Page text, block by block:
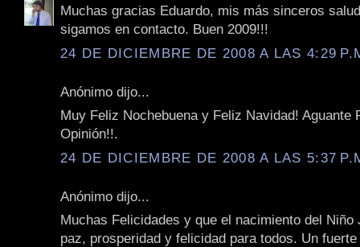
Muchas gracias Eduardo, mis más sinceros
sigamos en contacto. Buen 2009!!!
24 DE DICIEMBRE DE 2008 A LAS 4:29
Anónimo dijo...
Muy Feliz Nochebuena y Feliz Navidad! Aguante
Opinión!!.
24 DE DICIEMBRE DE 2008 A LAS 5:37
Anónimo dijo...
Muchas Felicidades y que el nacimiento del Niño
paz, prosperidad y felicidad para todos. Un